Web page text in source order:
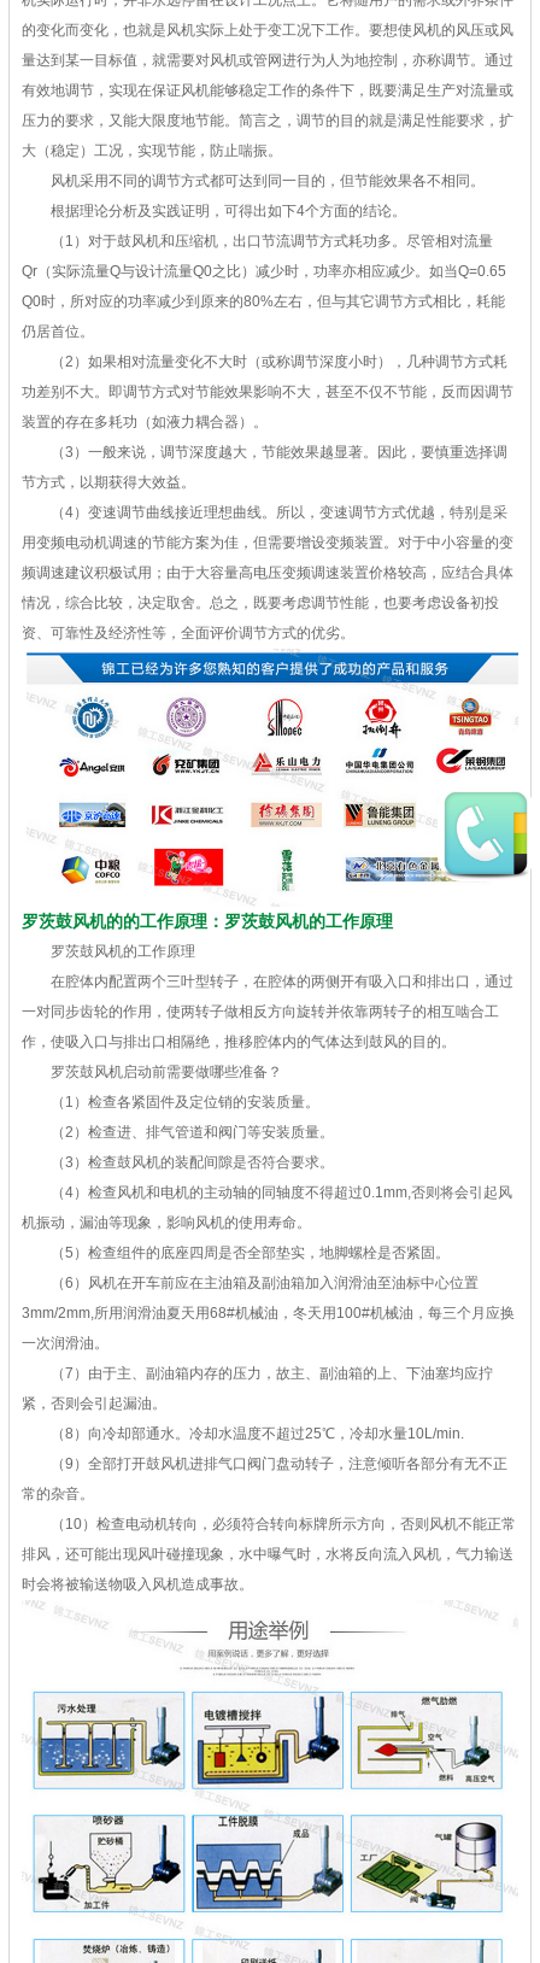
的变化而变化，也就是风机实际上处于变工况下工作。要想使风机的风压或风
量达到某一目标值，就需要对风机或管网进行为人为地控制，亦称调节。通过
有效地调节，实现在保证风机能够稳定工作的条件下，既要满足生产对流量或
压力的要求，又能大限度地节能。简言之，调节的目的就是满足性能要求，扩
大（稳定）工况，实现节能，防止喘振。
风机采用不同的调节方式都可达到同一目的，但节能效果各不相同。
根据理论分析及实践证明，可得出如下4个方面的结论。
（1）对于鼓风机和压缩机，出口节流调节方式耗功多。尽管相对流量
Qr（实际流量Q与设计流量Q0之比）减少时，功率亦相应减少。如当Q=0.65
Q0时，所对应的功率减少到原来的80%左右，但与其它调节方式相比，耗能
仍居首位。
（2）如果相对流量变化不大时（或称调节深度小时），几种调节方式耗
功差别不大。即调节方式对节能效果影响不大，甚至不仅不节能，反而因调节
装置的存在多耗功（如液力耦合器）。
（3）一般来说，调节深度越大，节能效果越显著。因此，要慎重选择调
节方式，以期获得大效益。
（4）变速调节曲线接近理想曲线。所以，变速调节方式优越，特别是采
用变频电动机调速的节能方案为佳，但需要增设变频装置。对于中小容量的变
频调速建议积极试用；由于大容量高电压变频调速装置价格较高，应结合具体
情况，综合比较，决定取舍。总之，既要考虑调节性能，也要考虑设备初投
资、可靠性及经济性等，全面评价调节方式的优劣。
罗茨鼓风机的的工作原理：罗茨鼓风机的工作原理
罗茨鼓风机的工作原理
在腔体内配置两个三叶型转子，在腔体的两侧开有吸入口和排出口，通过
一对同步齿轮的作用，使两转子做相反方向旋转并依靠两转子的相互啮合工
作，使吸入口与排出口相隔绝，推移腔体内的气体达到鼓风的目的。
罗茨鼓风机启动前需要做哪些准备？
（1）检查各紧固件及定位销的安装质量。
（2）检查进、排气管道和阀门等安装质量。
（3）检查鼓风机的装配间隙是否符合要求。
（4）检查风机和电机的主动轴的同轴度不得超过0.1mm,否则将会引起风
机振动，漏油等现象，影响风机的使用寿命。
（5）检查组件的底座四周是否全部垫实，地脚螺栓是否紧固。
（6）风机在开车前应在主油箱及副油箱加入润滑油至油标中心位置
3mm/2mm,所用润滑油夏天用68#机械油，冬天用100#机械油，每三个月应换
一次润滑油。
（7）由于主、副油箱内存的压力，故主、副油箱的上、下油塞均应拧
紧，否则会引起漏油。
（8）向冷却部通水。冷却水温度不超过25℃，冷却水量10L/min.
（9）全部打开鼓风机进排气口阀门盘动转子，注意倾听各部分有无不正
常的杂音。
（10）检查电动机转向，必须符合转向标牌所示方向，否则风机不能正常
排风，还可能出现风叶碰撞现象，水中曝气时，水将反向流入风机，气力输送
时会将被输送物吸入风机造成事故。